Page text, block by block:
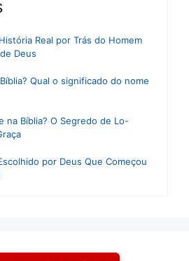
Real por Trás do Homem
Deus
Qual o significado do nome
na Bíblia? O Segredo de Lo-
por Deus Que Começou